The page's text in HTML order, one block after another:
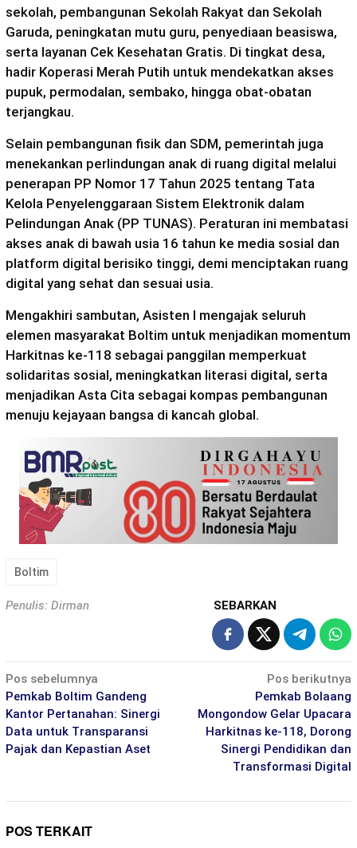
sekolah, pembangunan Sekolah Rakyat dan Sekolah
Garuda, peningkatan mutu guru, penyediaan beasiswa,
serta layanan Cek Kesehatan Gratis. Di tingkat desa,
hadir Koperasi Merah Putih untuk mendekatkan akses
pupuk, permodalan, sembako, hingga obat-obatan
terjangkau.
Selain pembangunan fisik dan SDM, pemerintah juga
menekankan perlindungan anak di ruang digital melalui
penerapan PP Nomor 17 Tahun 2025 tentang Tata
Kelola Penyelenggaraan Sistem Elektronik dalam
Pelindungan Anak (PP TUNAS). Peraturan ini membatasi
akses anak di bawah usia 16 tahun ke media sosial dan
platform digital berisiko tinggi, demi menciptakan ruang
digital yang sehat dan sesuai usia.
Mengakhiri sambutan, Asisten I mengajak seluruh
elemen masyarakat Boltim untuk menjadikan momentum
Harkitnas ke-118 sebagai panggilan memperkuat
solidaritas sosial, meningkatkan literasi digital, serta
menjadikan Asta Cita sebagai kompas pembangunan
menuju kejayaan bangsa di kancah global.
Boltim
Penulis: Dirman SEBARKAN
Navigasi
pos
Pos sebelumnya
Pemkab Boltim Gandeng
Kantor Pertanahan: Sinergi
Data untuk Transparansi
Pajak dan Kepastian Aset
Pos berikutnya
Pemkab Bolaang
Mongondow Gelar Upacara
Harkitnas ke-118, Dorong
Sinergi Pendidikan dan
Transformasi Digital
POS TERKAIT